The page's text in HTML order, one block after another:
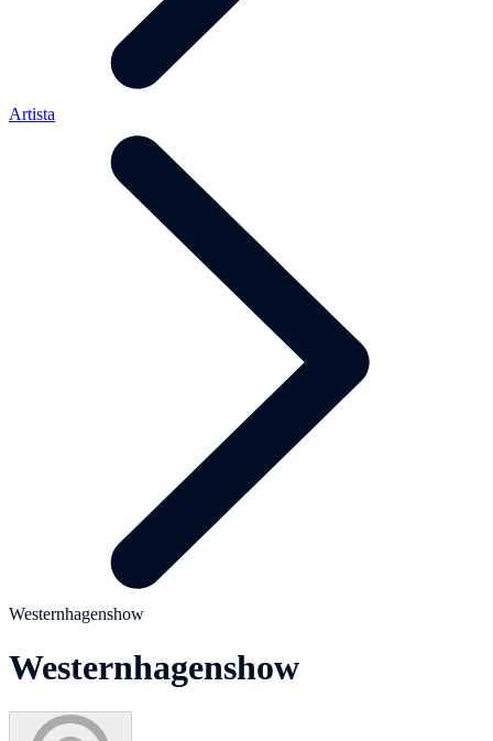
Artista
Westernhagenshow
Westernhagenshow